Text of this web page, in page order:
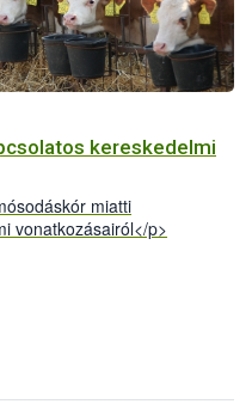
kereskedelmi
miatti
vonatkozásairól</p>